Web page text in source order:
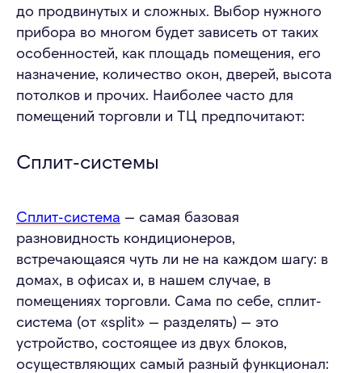
до продвинутых и сложных. Выбор нужного
прибора во многом будет зависеть от таких
особенностей, как площадь помещения, его
назначение, количество окон, дверей, высота
потолков и прочих. Наиболее часто для
помещений торговли и ТЦ предпочитают:
Сплит-системы
Сплит-система — самая базовая
разновидность кондиционеров,
встречающаяся чуть ли не на каждом шагу: в
домах, в офисах и, в нашем случае, в
помещениях торговли. Сама по себе, сплит-
система (от «split» — разделять) — это
устройство, состоящее из двух блоков,
осуществляющих самый разный функционал: